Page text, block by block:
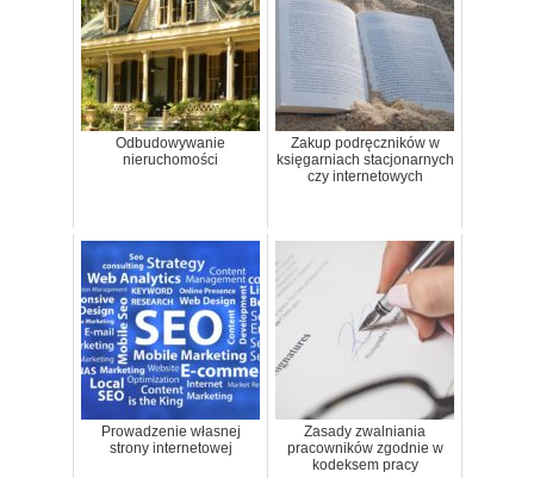
Odbudowywanie
nieruchomości
Zakup podręczników w
księgarniach stacjonarnych
czy internetowych
Prowadzenie własnej
strony internetowej
Zasady zwalniania
pracowników zgodnie w
kodeksem pracy